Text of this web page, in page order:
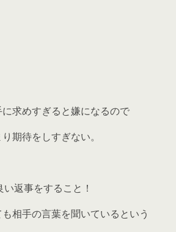
に求めすぎると嫌になるので
期待をしすぎない。
返事をすること！
相手の言葉を聞いているという